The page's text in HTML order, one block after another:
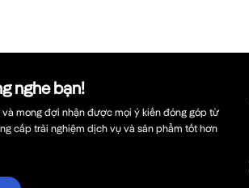
nghe bạn!
và mong đợi nhận được mọi ý kiến đóng góp từ
cấp trải nghiệm dịch vụ và sản phẩm tốt hơn